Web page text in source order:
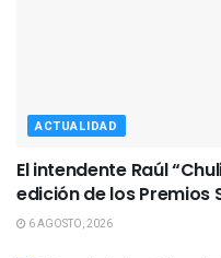
ACTUALIDAD
El intendente Raúl
edición de los Premios
6 AGOSTO, 2026